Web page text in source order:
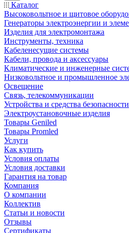
Каталог
Высоковольтное и щитовое
Генераторы электроэнергии и
Изделия для электромонтажа
Инструменты, техника
Кабеленесущие системы
Кабели, провода и аксессуары
Климатические и инженерные
Низковольтное и промышленное
Освещение
Связь, телекоммуникации
Устройства и средства безопасности
Электроустановочные изделия
Товары Geniled
Товары Promled
Услуги
Как купить
Условия оплаты
Условия доставки
Гарантия на товар
Компания
О компании
Коллектив
Статьи и новости
Отзывы
Сертификаты